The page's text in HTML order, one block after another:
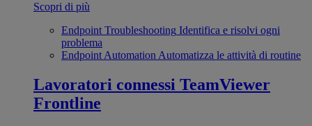
Scopri di più
Endpoint Troubleshooting Identifica e risolvi ogni
problema
Endpoint Automation Automatizza le attività di routine
Lavoratori connessi TeamViewer
Frontline